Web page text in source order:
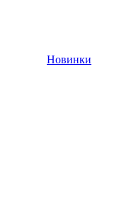
Новинки